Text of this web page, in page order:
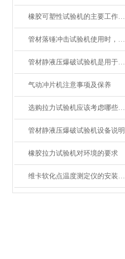
橡胶可塑性试验机的主要工作方式解析
管材落锤冲击试验机使用时，这些常见的操作误区请注意！
管材静液压爆破试验机是用于评估管材耐压性能的设备
气动冲片机注意事项及保养
选购拉力试验机应该考虑哪些问题
管材静液压爆破试验机设备说明
橡胶拉力试验机对环境的要求
维卡软化点温度测定仪的安装方法很简单，看完您就知道了